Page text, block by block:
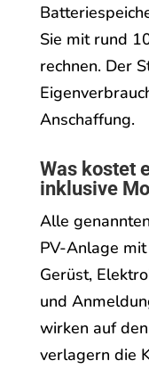
Sie mit rund
rechnen. Der
Anschaffung.
Was kostet
inklusive
Alle
PV-Anlage
Gerüst,
und
wirken auf
verlagern die